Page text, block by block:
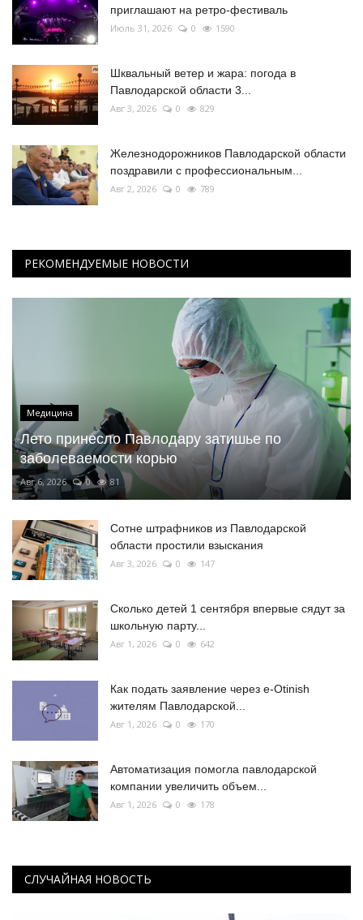
приглашают на ретро-фестиваль
Июль 31, 2026 0 1590
Шквальный ветер и жара: погода в
Павлодарской области 3...
Авг 3, 2026 0 829
Железнодорожников Павлодарской области
поздравили с профессиональным...
Авг 2, 2026 0 789
РЕКОМЕНДУЕМЫЕ НОВОСТИ
Медицина
Лето принесло Павлодару затишье по
заболеваемости корью
Авг 6, 2026 0 81
Сотне штрафников из Павлодарской
области простили взыскания
Авг 3, 2026 0 147
Сколько детей 1 сентября впервые сядут за
школьную парту...
Авг 1, 2026 0 642
Как подать заявление через e-Otinish
жителям Павлодарской...
Авг 1, 2026 0 170
Автоматизация помогла павлодарской
компании увеличить объем...
Авг 1, 2026 0 178
СЛУЧАЙНАЯ НОВОСТЬ